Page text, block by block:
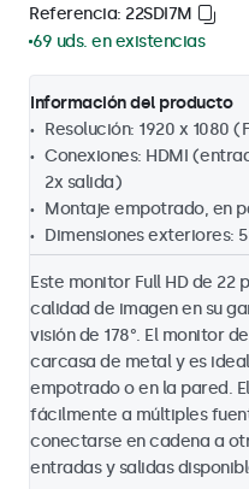
Referencia: 22SDI7M
69 uds. en existencias
Información del producto
Resolución: 1920 x 1080
Conexiones: HDMI
2x salida)
Montaje empotrado, en
Dimensiones exteriores:
Este monitor Full HD de
calidad de imagen en su
visión de 178°. El monitor
carcasa de metal y es
empotrado o en la pared.
fácilmente a múltiples
conectarse en cadena a
entradas y salidas